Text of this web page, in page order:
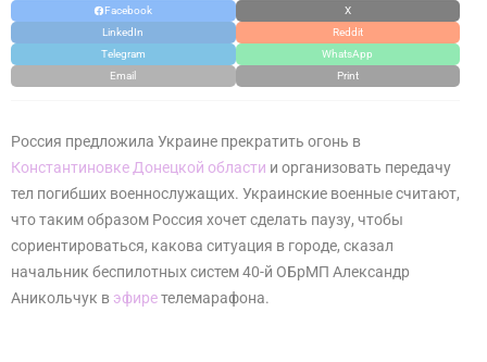
Facebook
X
LinkedIn
Reddit
Telegram
WhatsApp
Email
Print
Россия предложила Украине прекратить огонь в
Константиновке Донецкой области и организовать передачу
тел погибших военнослужащих. Украинские военные считают,
что таким образом Россия хочет сделать паузу, чтобы
сориентироваться, какова ситуация в городе, сказал
начальник беспилотных систем 40-й ОБрМП Александр
Аникольчук в эфиретелемарафона.